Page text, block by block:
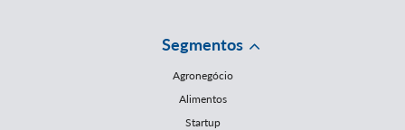
Segmentos
Agronegócio
Alimentos
Startup